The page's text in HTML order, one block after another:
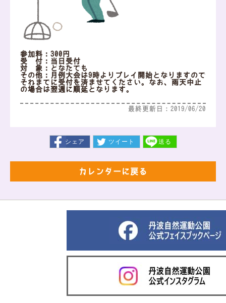
参加料：300円
受 付：当日受付
対 象：どなたでも
その他：月例大会は9時よりプレイ開始となりますので
それまでに受付を済ませてください。なお、雨天中止
の場合は翌週に順延となります。
最終更新日：2019/06/20
シェア ツイート 送る
カレンダーに戻る